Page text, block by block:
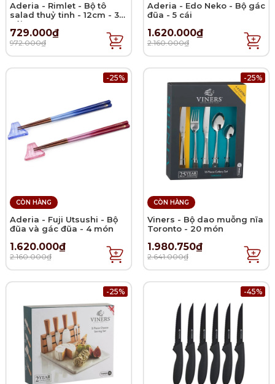
Aderia - Rimlet - Bộ tô
salad thuỷ tinh - 12cm - 3
cái
729.000₫
972.000₫
Aderia - Edo Neko - Bộ gác
đũa - 5 cái
1.620.000₫
2.160.000₫
-25%
CÒN HÀNG
Aderia - Fuji Utsushi - Bộ
đũa và gác đũa - 4 món
1.620.000₫
2.160.000₫
-25%
CÒN HÀNG
Viners - Bộ dao muỗng nĩa
Toronto - 20 món
1.980.750₫
2.641.000₫
-25% -45%